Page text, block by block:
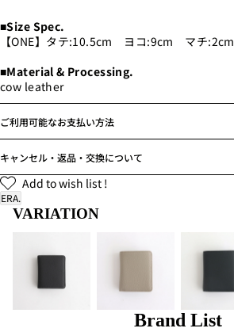
■Size Spec.
【ONE】タテ:10.5cm ヨコ:9cm マチ:2cm
■Material & Processing.
cow leather
ご利用可能なお支払い方法
キャンセル・返品・交換について
Add to wish list !
ERA.
VARIATION
Brand List